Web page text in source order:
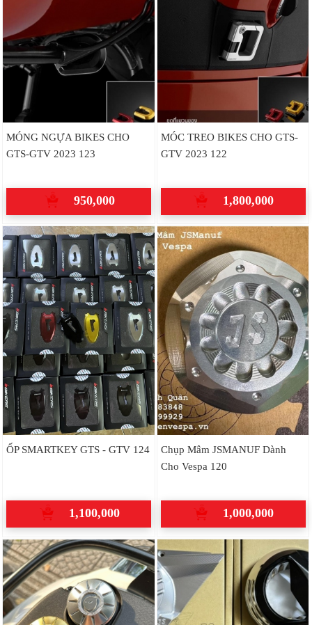
MÓNG NGỰA BIKES CHO
GTS-GTV 2023 123
950,000
MÓC TREO BIKES CHO GTS-
GTV 2023 122
1,800,000
ỐP SMARTKEY GTS - GTV 124
1,100,000
Chụp Mâm JSMANUF Dành
Cho Vespa 120
1,000,000